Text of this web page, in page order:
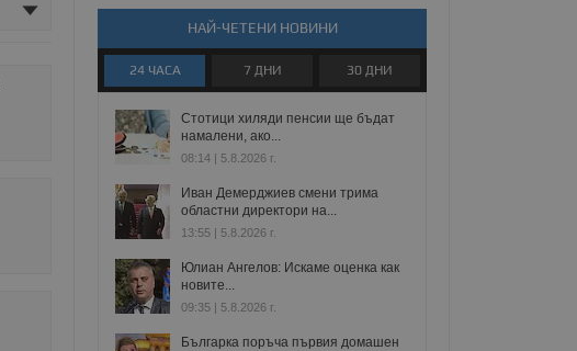
НАЙ-ЧЕТЕНИ НОВИНИ
24 ЧАСА 7 ДНИ 30 ДНИ
Стотици хиляди пенсии ще бъдат
намалени, ако...
08:14 | 5.8.2026 г.
Иван Демерджиев смени трима
областни директори на...
13:55 | 5.8.2026 г.
Юлиан Ангелов: Искаме оценка как
новите...
09:35 | 5.8.2026 г.
Българка поръча първия домашен